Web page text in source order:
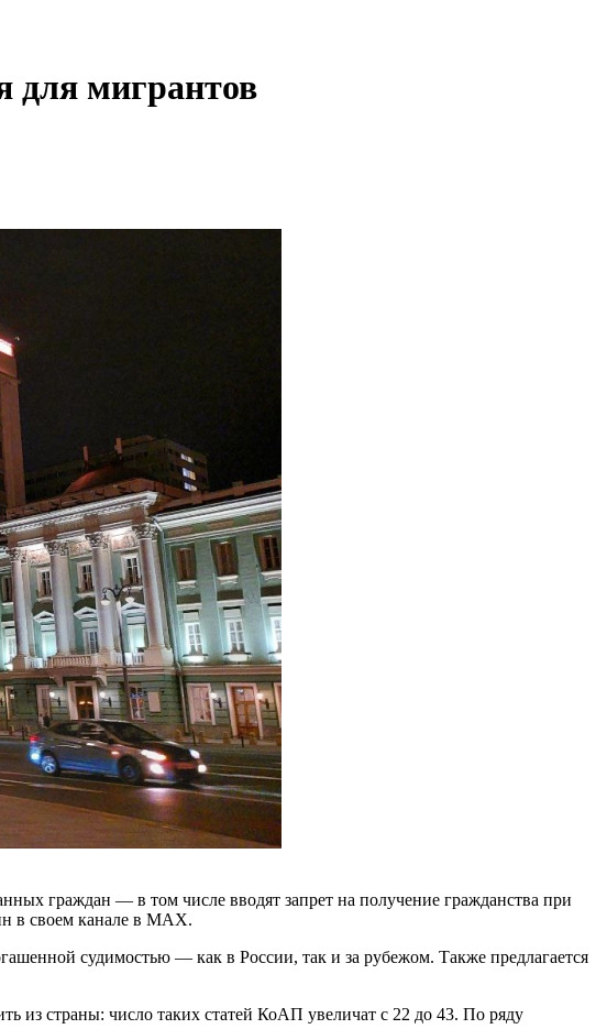
для мигрантов
граждан — в том числе вводят запрет на получение гражданства при
в своем канале в МАХ.
судимостью — как в России, так и за рубежом. Также предлагается
из страны: число таких статей КоАП увеличат с 22 до 43. По ряду